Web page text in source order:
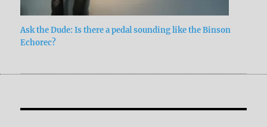
Ask the Dude: Is there a pedal sounding like the Binson
Echorec?